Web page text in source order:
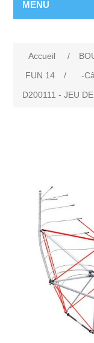
MENU
Accueil /
FUN 14
/ -
D200111 - JEU